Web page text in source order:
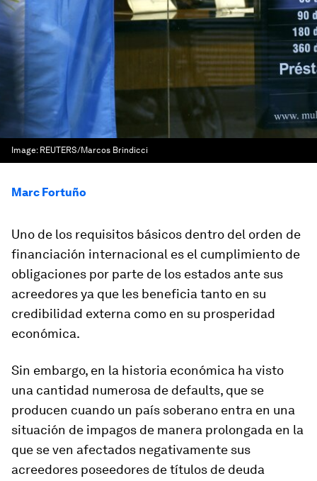
Image: REUTERS/Marcos Brindicci
Marc Fortuño
Uno de los requisitos básicos dentro del orden de
financiación internacional es el cumplimiento de
obligaciones por parte de los estados ante sus
acreedores ya que les beneficia tanto en su
credibilidad externa como en su prosperidad
económica.
Sin embargo, en la historia económica ha visto
una cantidad numerosa de defaults, que se
producen cuando un país soberano entra en una
situación de impagos de manera prolongada en la
que se ven afectados negativamente sus
acreedores poseedores de títulos de deuda